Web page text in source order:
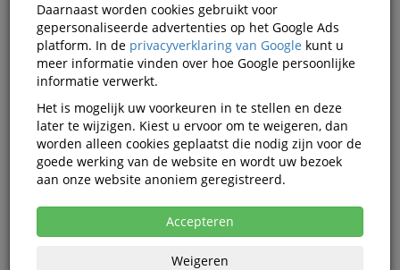
filter
Magazijnartikelen Werkplaatsinrichting
Werkplaatsinrichting
Bandenstellingen
Daarnaast worden cookies gebruikt voor
gepersonaliseerde advertenties op het Google Ads
platform. In de privacyverklaring van Google kunt u
meer informatie vinden over hoe Google persoonlijke
informatie verwerkt.
Het is mogelijk uw voorkeuren in te stellen en deze
later te wijzigen. Kiest u ervoor om te weigeren, dan
worden alleen cookies geplaatst die nodig zijn voor de
goede werking van de website en wordt uw bezoek
aan onze website anoniem geregistreerd.
Accepteren
Weigeren